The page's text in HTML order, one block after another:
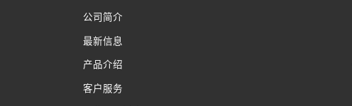
公司简介
最新信息
产品介绍
客户服务